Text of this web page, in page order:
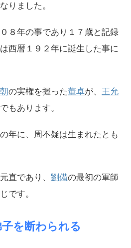
りました。
８年の事であり１７歳と記録
西暦１９２年に誕生した事に
の実権を握った董卓が、 王允
もあります。
年に、周不疑は生まれたとも
直であり、 劉備の最初の軍師
です。
を断わられる